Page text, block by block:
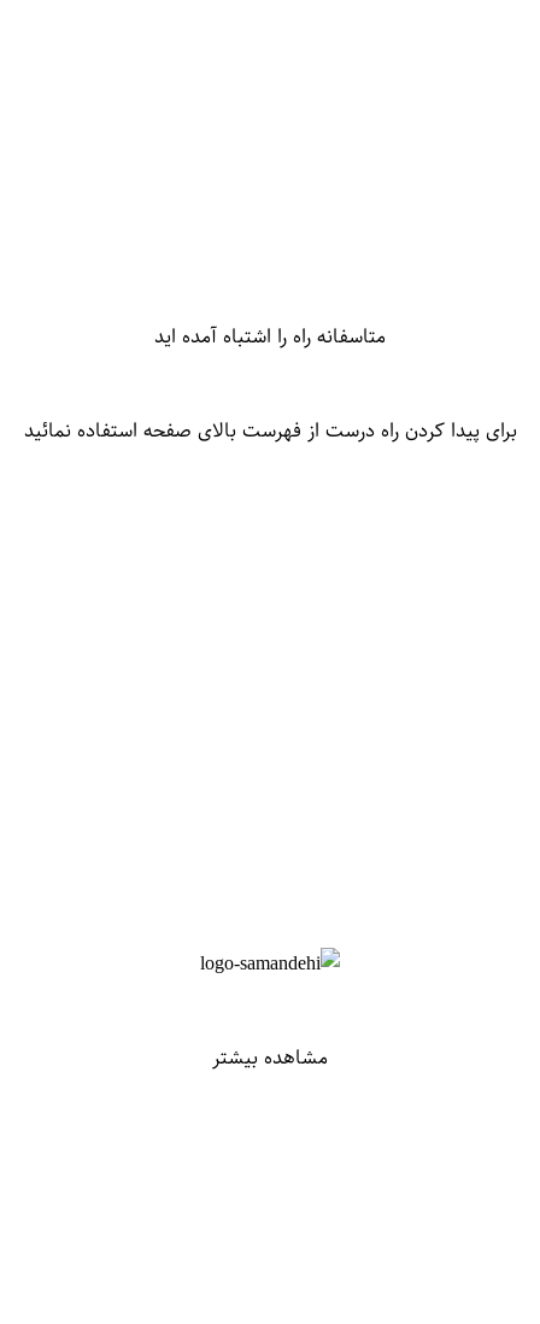
متاسفانه راه را اشتباه آمده اید
برای پیدا کردن راه درست از فهرست بالای صفحه استفاده نمائید
مشاهده بیشتر